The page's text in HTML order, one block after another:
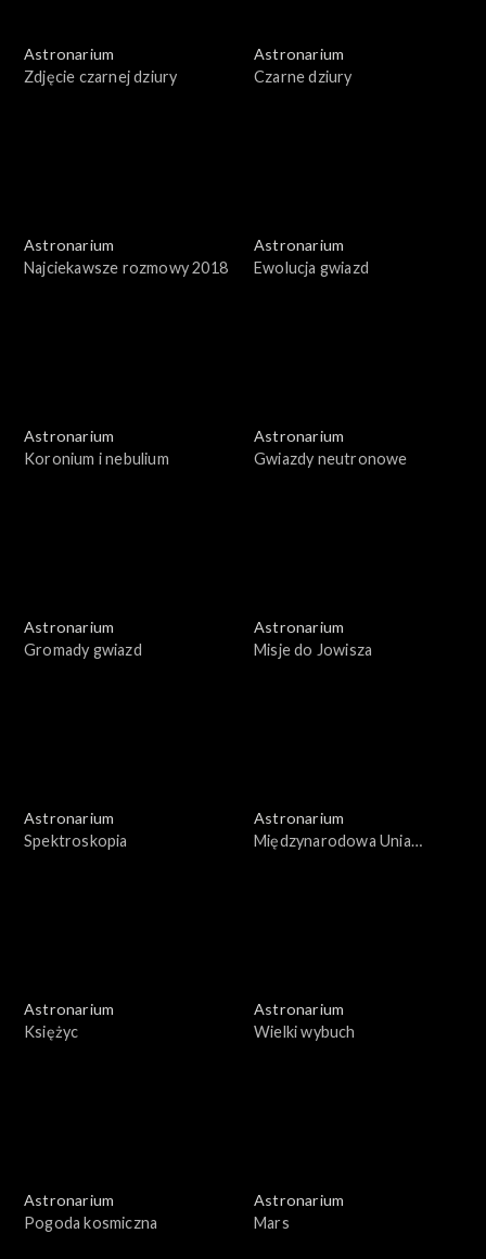
Astronarium
Zdjęcie czarnej dziury
Astronarium
Czarne dziury
Astronarium
Najciekawsze rozmowy 2018
Astronarium
Ewolucja gwiazd
Astronarium
Koronium i nebulium
Astronarium
Gwiazdy neutronowe
Astronarium
Gromady gwiazd
Astronarium
Misje do Jowisza
Astronarium
Spektroskopia
Astronarium
Międzynarodowa Unia
Astronarium
Księżyc
Astronarium
Wielki wybuch
Astronarium
Pogoda kosmiczna
Astronarium
Mars